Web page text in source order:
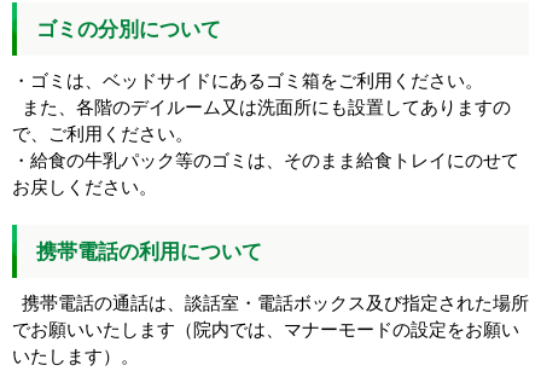
ゴミの分別について
・ゴミは、ベッドサイドにあるゴミ箱をご利用ください。
また、各階のデイルーム又は洗面所にも設置してありますの
で、ご利用ください。
・給食の牛乳パック等のゴミは、そのまま給食トレイにのせて
お戻しください。
携帯電話の利用について
携帯電話の通話は、談話室・電話ボックス及び指定された場所
でお願いいたします（院内では、マナーモードの設定をお願い
いたします）。